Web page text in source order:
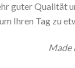
guter Qualität
Ihren Tag zu
Made